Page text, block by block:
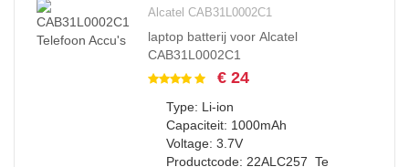
Alcatel CAB31L0002C1
laptop batterij voor Alcatel
CAB31L0002C1
€ 24
Type: Li-ion
Capaciteit: 1000mAh
Voltage: 3.7V
Productcode: 22ALC257_Te